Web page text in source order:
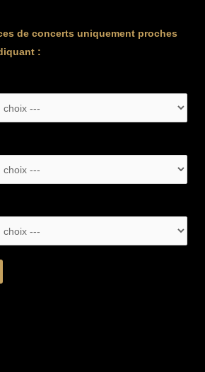
de concerts uniquement proches
: